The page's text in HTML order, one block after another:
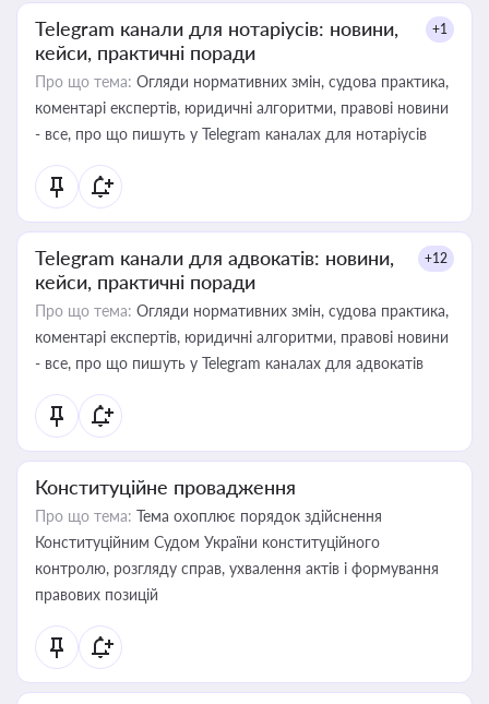
Telegram канали для нотаріусів: новини,
кейси, практичні поради
+1
Про що тема: Огляди нормативних змін, судова практика,
коментарі експертів, юридичні алгоритми, правові новини
- все, про що пишуть у Telegram каналах для нотаріусів
Telegram канали для адвокатів: новини,
кейси, практичні поради
+12
Про що тема: Огляди нормативних змін, судова практика,
коментарі експертів, юридичні алгоритми, правові новини
- все, про що пишуть у Telegram каналах для адвокатів
Конституційне провадження
Про що тема: Тема охоплює порядок здійснення
Конституційним Судом України конституційного
контролю, розгляду справ, ухвалення актів і формування
правових позицій